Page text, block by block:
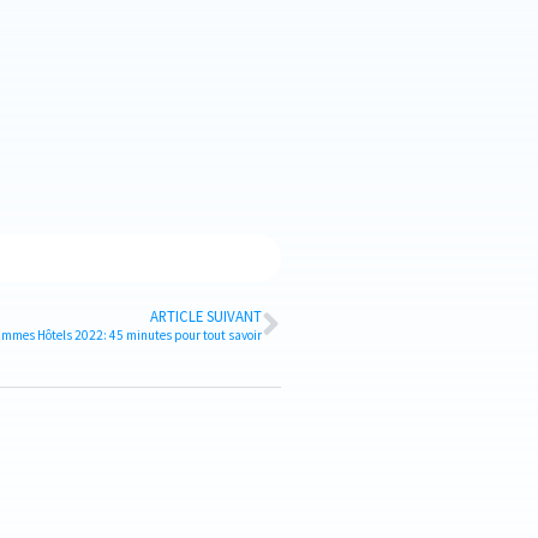
ARTICLE SUIVANT
Hôtels 2022: 45 minutes pour tout savoir